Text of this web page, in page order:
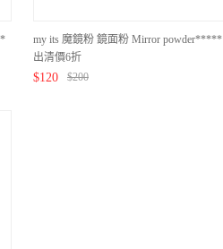
my its 魔鏡粉 鏡面粉 Mirror powder*****
出清價6折
$120 $200